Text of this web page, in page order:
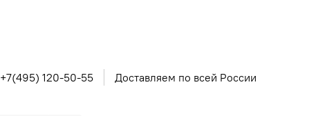
+7(495) 120-50-55 Доставляем по всей России